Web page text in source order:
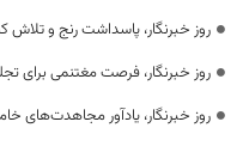
روز خبرنگار، پاسداشت رنج و
روز خبرنگار، فرصت مغتنمی برای
روز خبرنگار، یادآور